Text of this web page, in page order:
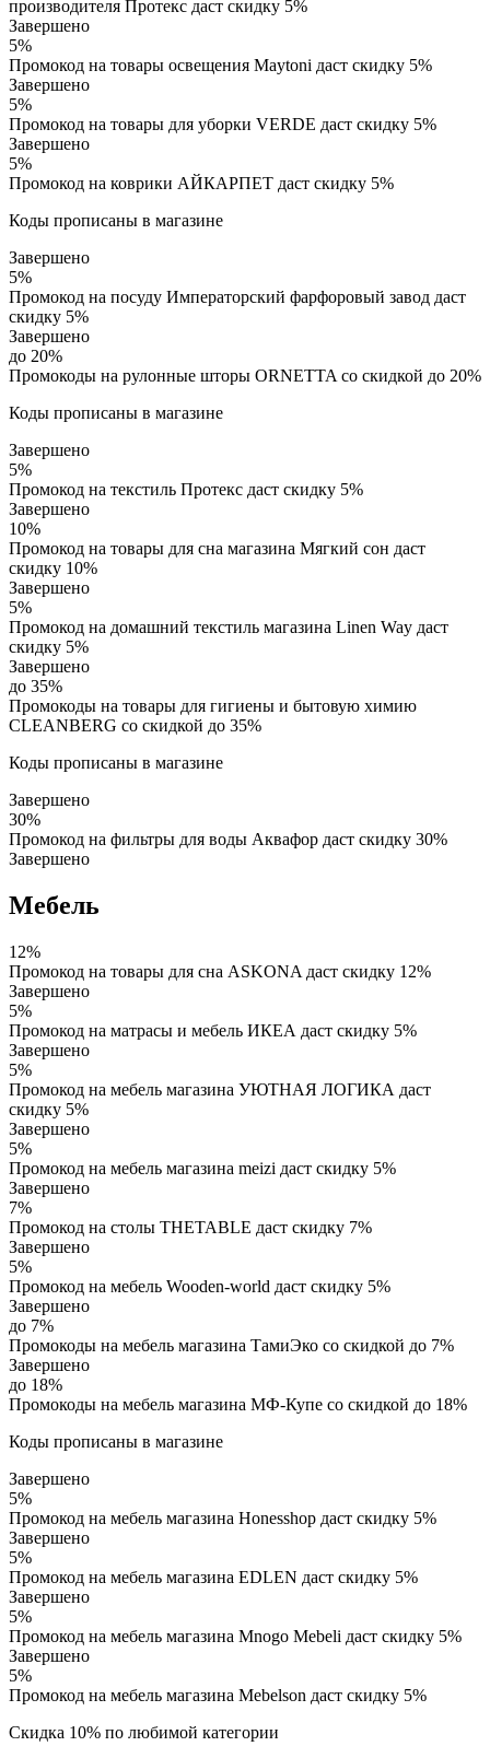
производителя Протекс даст скидку 5%
Завершено
5%
Промокод на товары освещения Maytoni даст скидку 5%
Завершено
5%
Промокод на товары для уборки VERDE даст скидку 5%
Завершено
5%
Промокод на коврики АЙКАРПЕТ даст скидку 5%
Коды прописаны в магазине
Завершено
5%
Промокод на посуду Императорский фарфоровый завод даст
скидку 5%
Завершено
до 20%
Промокоды на рулонные шторы ORNETTA со скидкой до 20%
Коды прописаны в магазине
Завершено
5%
Промокод на текстиль Протекс даст скидку 5%
Завершено
10%
Промокод на товары для сна магазина Мягкий сон даст
скидку 10%
Завершено
5%
Промокод на домашний текстиль магазина Linen Way даст
скидку 5%
Завершено
до 35%
Промокоды на товары для гигиены и бытовую химию
CLEANBERG со скидкой до 35%
Коды прописаны в магазине
Завершено
30%
Промокод на фильтры для воды Аквафор даст скидку 30%
Завершено
Мебель
12%
Промокод на товары для сна ASKONA даст скидку 12%
Завершено
5%
Промокод на матрасы и мебель ИКЕА даст скидку 5%
Завершено
5%
Промокод на мебель магазина УЮТНАЯ ЛОГИКА даст
скидку 5%
Завершено
5%
Промокод на мебель магазина meizi даст скидку 5%
Завершено
7%
Промокод на столы THETABLE даст скидку 7%
Завершено
5%
Промокод на мебель Wooden-world даст скидку 5%
Завершено
до 7%
Промокоды на мебель магазина ТамиЭко со скидкой до 7%
Завершено
до 18%
Промокоды на мебель магазина МФ-Купе со скидкой до 18%
Коды прописаны в магазине
Завершено
5%
Промокод на мебель магазина Honesshop даст скидку 5%
Завершено
5%
Промокод на мебель магазина EDLEN даст скидку 5%
Завершено
5%
Промокод на мебель магазина Mnogo Mebeli даст скидку 5%
Завершено
5%
Промокод на мебель магазина Mebelson даст скидку 5%
Скидка 10% по любимой категории